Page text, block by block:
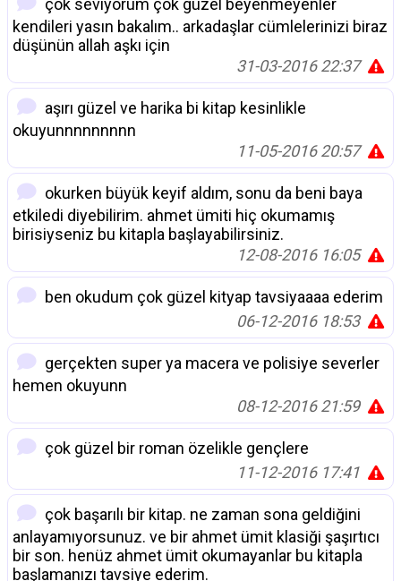
çok seviyorum çok güzel beyenmeyenler
kendileri yasın bakalım.. arkadaşlar cümlelerinizi biraz
düşünün allah aşkı için
31-03-2016 22:37
aşırı güzel ve harika bi kitap kesinlikle
okuyunnnnnnnnn
11-05-2016 20:57
okurken büyük keyif aldım, sonu da beni baya
etkiledi diyebilirim. ahmet ümiti hiç okumamış
birisiyseniz bu kitapla başlayabilirsiniz.
12-08-2016 16:05
ben okudum çok güzel kityap tavsiyaaaa ederim
06-12-2016 18:53
gerçekten super ya macera ve polisiye severler
hemen okuyunn
08-12-2016 21:59
çok güzel bir roman özelikle gençlere
11-12-2016 17:41
çok başarılı bir kitap. ne zaman sona geldiğini
anlayamıyorsunuz. ve bir ahmet ümit klasiği şaşırtıcı
bir son. henüz ahmet ümit okumayanlar bu kitapla
başlamanızı tavsiye ederim.